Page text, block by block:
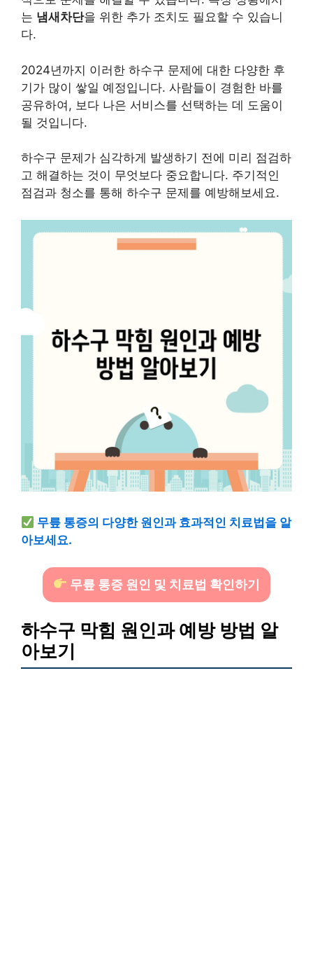
는 냄새차단을 위한 추가 조치도 필요할 수 있습니
다.
2024년까지 이러한 하수구 문제에 대한 다양한 후
기가 많이 쌓일 예정입니다. 사람들이 경험한 바를
공유하여, 보다 나은 서비스를 선택하는 데 도움이
될 것입니다.
하수구 문제가 심각하게 발생하기 전에 미리 점검하
고 해결하는 것이 무엇보다 중요합니다. 주기적인
점검과 청소를 통해 하수구 문제를 예방해보세요.
무릎 통증의 다양한 원인과 효과적인 치료법을 알
아보세요.
무릎 통증 원인 및 치료법 확인하기
하수구 막힘 원인과 예방 방법 알
아보기